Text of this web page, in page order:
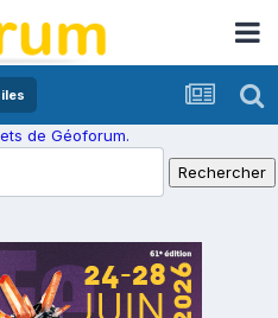
de Géoforum.